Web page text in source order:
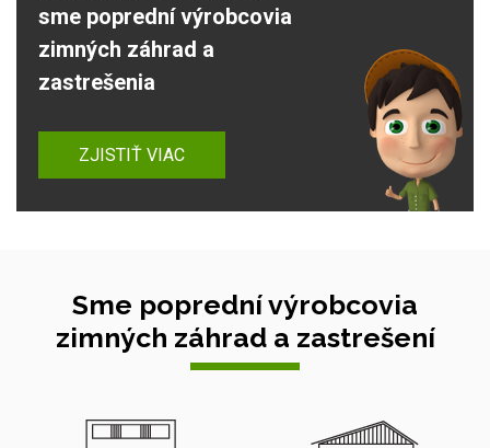
sme poprední výrobcovia
zimných záhrad a
zastrešenia
ZJISTIŤ VIAC
Sme poprední výrobcovia
zimných záhrad a zastrešení